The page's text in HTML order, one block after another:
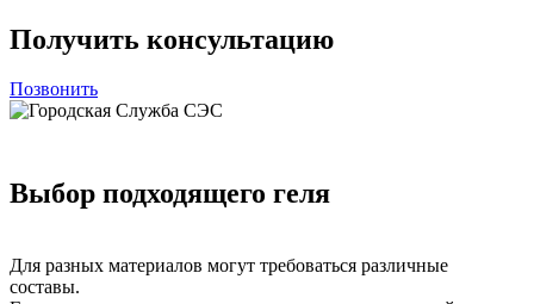
Получить консультацию
Позвонить
Выбор подходящего геля
Для разных материалов могут требоваться различные
составы.